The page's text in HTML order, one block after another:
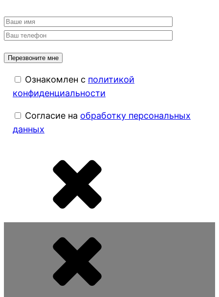
Ознакомлен с политикой
конфиденциальности
Согласие на обработку персональных
данных